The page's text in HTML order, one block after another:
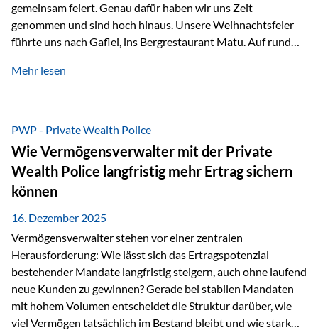
gemeinsam feiert. Genau dafür haben wir uns Zeit
genommen und sind hoch hinaus. Unsere Weihnachtsfeier
führte uns nach Gaflei, ins Bergrestaurant Matu. Auf rund
beeindruckendes Panorama, sondern auch etwas, das im
verschneiter Landschaft, bei feinem Essen, guter Musik und
einer entspannten…
Mehr lesen
PWP - Private Wealth Police
Wie Vermögensverwalter mit der Private
Wealth Police langfristig mehr Ertrag sichern
können
16. Dezember 2025
Vermögensverwalter stehen vor einer zentralen
Herausforderung: Wie lässt sich das Ertragspotenzial
bestehender Mandate langfristig steigern, auch ohne laufend
neue Kunden zu gewinnen? Gerade bei stabilen Mandaten
mit hohem Volumen entscheidet die Struktur darüber, wie
viel Vermögen tatsächlich im Bestand bleibt und wie stark